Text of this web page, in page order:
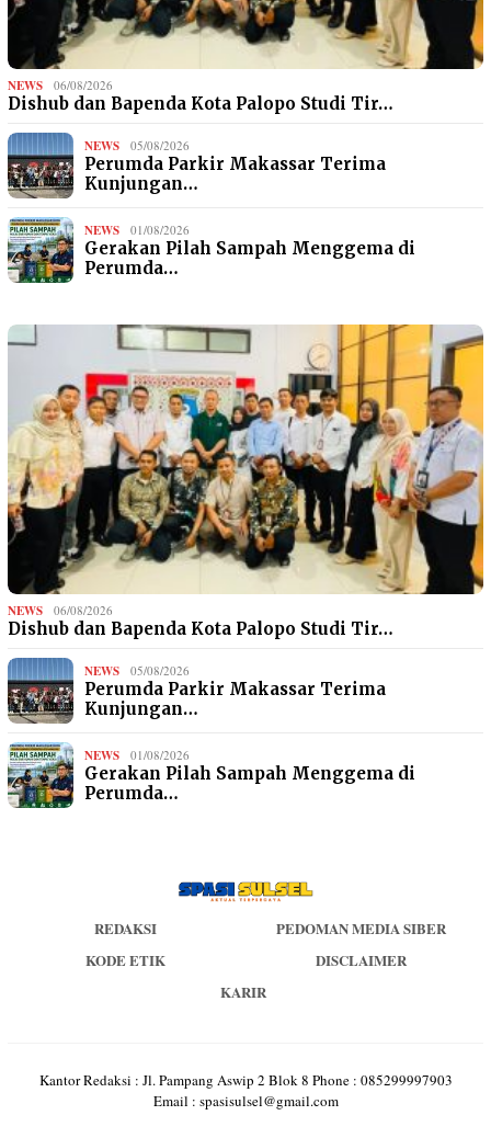
NEWS 06/08/2026
Dishub dan Bapenda Kota Palopo Studi Tir…
NEWS 05/08/2026
Perumda Parkir Makassar Terima
Kunjungan…
NEWS 01/08/2026
Gerakan Pilah Sampah Menggema di
Perumda…
NEWS 06/08/2026
Dishub dan Bapenda Kota Palopo Studi Tir…
NEWS 05/08/2026
Perumda Parkir Makassar Terima
Kunjungan…
NEWS 01/08/2026
Gerakan Pilah Sampah Menggema di
Perumda…
REDAKSI
PEDOMAN MEDIA SIBER
KODE ETIK
DISCLAIMER
KARIR
Kantor Redaksi : Jl. Pampang Aswip 2 Blok 8 Phone : 085299997903
Email : spasisulsel@gmail.com